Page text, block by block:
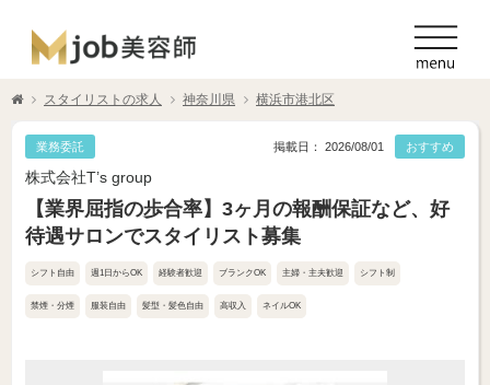
スタイリストの求人 神奈川県 横浜市港北区
業務委託 おすすめ
掲載日： 2026/08/01
株式会社T’s group
【業界屈指の歩合率】3ヶ月の報酬保証など、好
待遇サロンでスタイリスト募集
シフト自由 週1日からOK 経験者歓迎 ブランクOK 主婦・主夫歓迎 シフト制
禁煙・分煙 服装自由 髪型・髪色自由 高収入 ネイルOK